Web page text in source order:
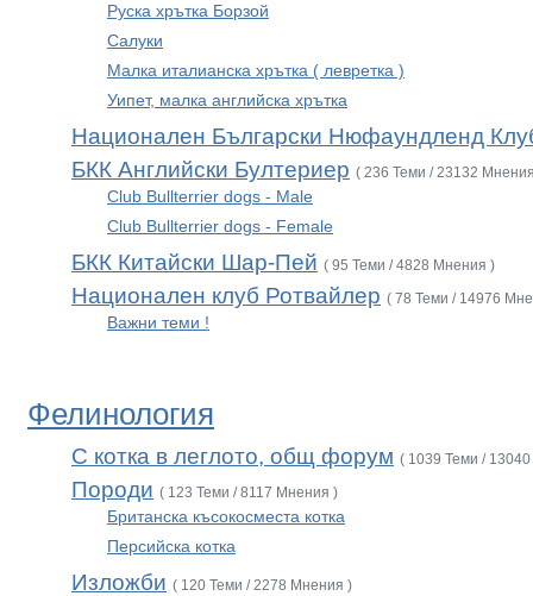
Руска хрътка Борзой
Салуки
Малка италианска хрътка ( левретка )
Уипет, малка английска хрътка
Национален Български Нюфаундленд
БКК Английски Бултериер ( 236 Теми / 23132
Club Bullterrier dogs - Male
Club Bullterrier dogs - Female
БКК Китайски Шар-Пей ( 95 Теми / 4828 Мнения )
Национален клуб Ротвайлер ( 78 Теми / 14976
Важни теми !
Фелинология
С котка в леглото, общ форум ( 1039 Теми /
Породи ( 123 Теми / 8117 Мнения )
Британска късокосместа котка
Персийска котка
Изложби ( 120 Теми / 2278 Мнения )